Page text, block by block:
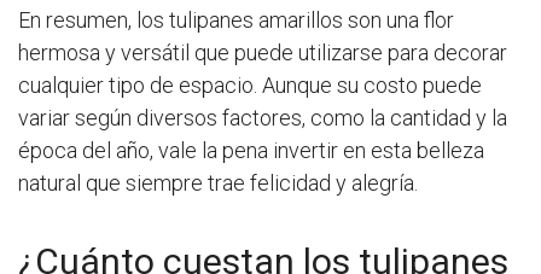
En resumen, los tulipanes amarillos son una flor
hermosa y versátil que puede utilizarse para decorar
cualquier tipo de espacio. Aunque su costo puede
variar según diversos factores, como la cantidad y la
época del año, vale la pena invertir en esta belleza
natural que siempre trae felicidad y alegría.
¿Cuánto cuestan los tulipanes